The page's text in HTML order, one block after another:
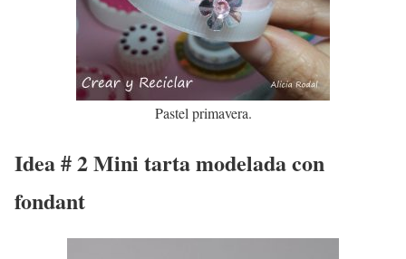
Pastel primavera.
Idea # 2 Mini tarta modelada con
fondant